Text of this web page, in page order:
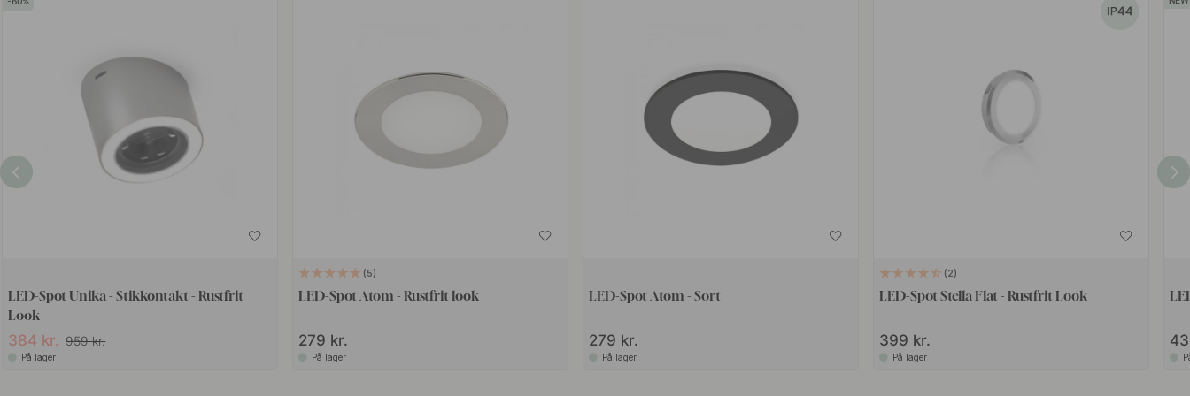
LED-Spot Unika - Stikkontakt - Rustfrit
Look
384 kr. 959 kr.
På lager
5
LED-Spot Atom - Rustfrit look
279 kr.
På lager
LED-Spot Atom - Sort
279 kr.
På lager
2
LED-Spot Stella Flat - Rustfrit Look
399 kr.
På lager